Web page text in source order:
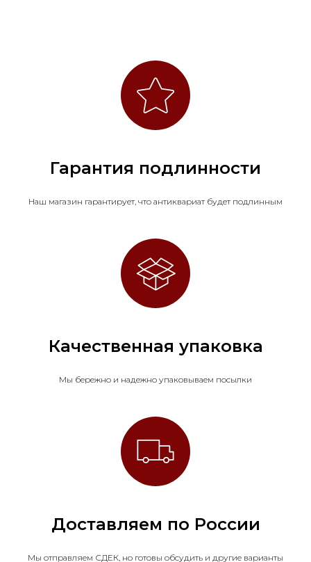
Гарантия подлинности
Наш магазин гарантирует, что антиквариат будет подлинным
Качественная упаковка
Мы бережно и надежно упаковываем посылки
Доставляем по России
Мы отправляем СДЕК, но готовы обсудить и другие варианты